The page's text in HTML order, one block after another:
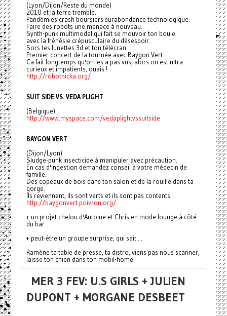
(Lyon/Dijon/Reste du monde)
2010 et la terre tremble.
Pandémies crash boursiers surabondance technologique.
Faire des robots une menace à nouveau.
Synth-punk multimodal qui fait se mouvoir ton boule
avec la frénésie crépusculaire du désespoir.
Sors tes lunettes 3d et ton télécran.
Premier concert de la tournée avec Baygon Vert.
Ca fait longtemps qu'on les a pas vus, alors on est ultra
curieux et impatients, ouais !
http://robotnicka.org/
SUIT SIDE VS. VEDA PLIGHT
(Belgique)
http://www.myspace.com/vedaplightvssuitside
BAYGON VERT
(Dijon/Lyon)
Sludge-punk insecticide à manipuler avec précaution.
En cas d'ingestion demandez conseil à votre médecin de
famille.
Des copeaux de bois dans ton salon et de la rouille dans ta
gorge.
Ils reviennent, ils sont verts et ils sont pas contents.
http://baygonvert.poivron.org/
+ un projet chelou d'Antoine et Chris en mode lounge à côté
du bar
+ peut-être un groupe surprise, qui sait....
Ramène ta table de presse, ta distro, viens pas nous scanner,
laisse ton chien dans ton mobil-home.
MER 3 FEV: U.S GIRLS + JULIEN
DUPONT + MORGANE DESBEET